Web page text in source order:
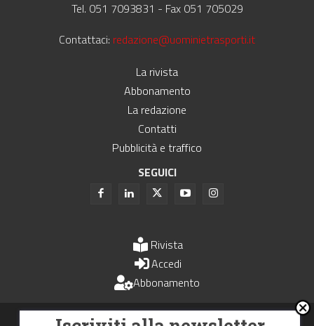
Tel. 051 7093831 - Fax 051 705029
Contattaci: redazione@uominietrasporti.it
La rivista
Abbonamento
La redazione
Contatti
Pubblicità e traffico
SEGUICI
Rivista
Accedi
Abbonamento
Uomini e Trasporti è un periodico associato all'Unione Stampa